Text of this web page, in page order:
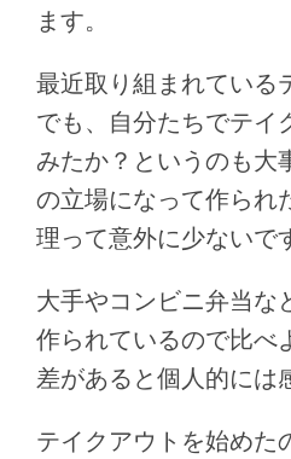
ます。
最近取り組まれている
でも、自分たちでテイ
みたか？というのも大
の立場になって作られ
理って意外に少ないで
大手やコンビニ弁当な
作られているので比べ
差があると個人的には
テイクアウトを始めた